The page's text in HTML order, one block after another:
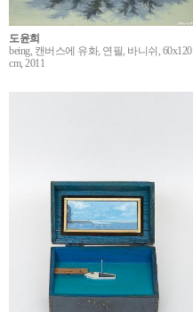
도윤희
being, 캔버스에 유화, 연필, 바니쉬, 60x120
cm, 2011